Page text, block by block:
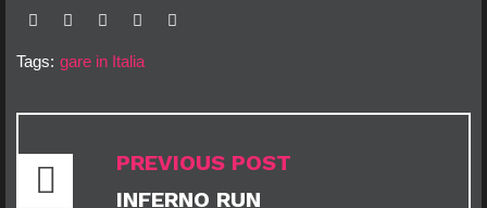
Tags: gare in Italia
NAVIGAZIONE
PREVIOUS POST
INFERNO RUN